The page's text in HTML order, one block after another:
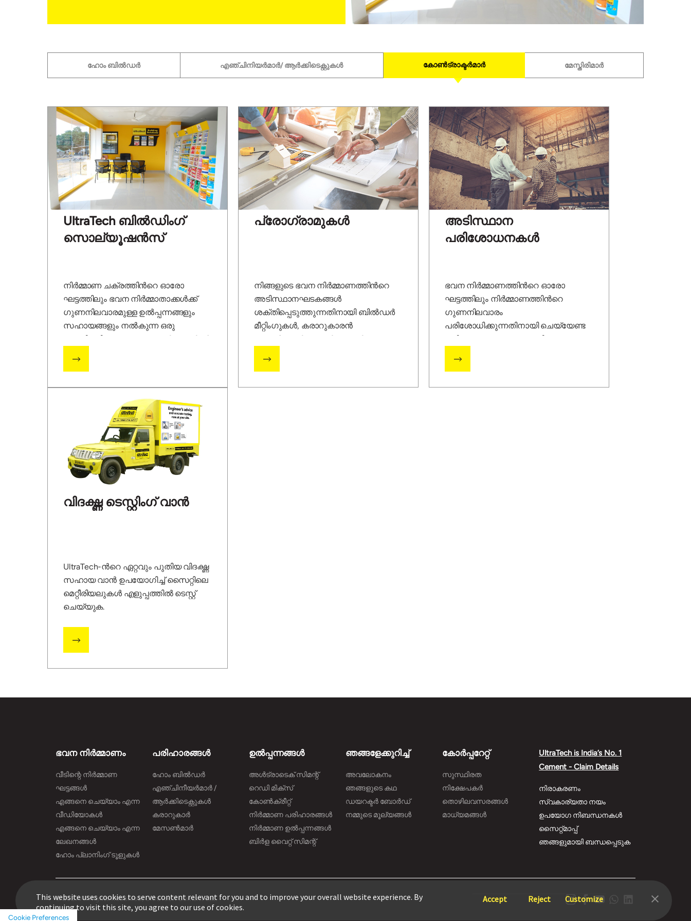
This website uses cookies to serve content relevant for you and to improve your overall website experience. By
continuing to visit this site, you agree to our use of cookies.
Customize
Accept Reject
Cookie Preferences
ഹോം ബിൽഡർ എഞ്ചിനിയർമാർ/ ആർക്കിടെക്റ്റുകൾ കോൺട്രാക്ടർമാർ മേസ്തിരിമാര്‍
UltraTech ബിൽഡിംഗ്
സൊല്യൂഷൻസ്
നിർമ്മാണ ചക്രത്തിന്‍റെ ഓരോ
ഘട്ടത്തിലും ഭവന നിർമ്മാതാക്കൾക്ക്
ഗുണനിലവാരമുള്ള ഉൽ‌പ്പന്നങ്ങളും
സഹായങ്ങളും നൽകുന്ന ഒരു
പ്രോഗ്രാമുകൾ
നിങ്ങളുടെ ഭവന നിർമ്മാണത്തിന്‍റെ
അടിസ്ഥാനഘടകങ്ങള്‍
ശക്തിപ്പെടുത്തുന്നതിനായി ബിൽഡർ
മീറ്റിംഗുകള്‍, കരാറുകാരൻ
അടിസ്ഥാന
പരിശോധനകൾ
ഭവന നിർമ്മാണത്തിന്‍റെ ഓരോ
ഘട്ടത്തിലും നിർമ്മാണത്തിന്‍റെ
ഗുണനിലവാരം
പരിശോധിക്കുന്നതിനായി ചെയ്യേണ്ട
വിദഗ്ദ്ധ ടെസ്റ്റിംഗ് വാൻ
UltraTech-ന്‍റെ ഏറ്റവും പുതിയ വിദഗ്ദ്ധ
സഹായ വാൻ ഉപയോഗിച്ച് സൈറ്റിലെ
മെറ്റീരിയലുകൾ എളുപ്പത്തിൽ ടെസ്റ്റ്
ചെയ്യുക.
ഭവന നിർമ്മാണം
വീടിന്റെ നിർമ്മാണ
ഘട്ടങ്ങൾ
എങ്ങനെ ചെയ്യാം എന്ന
വീഡിയോകൾ
എങ്ങനെ ചെയ്യാം എന്ന
ലേഖനങ്ങൾ
ഹോം പ്ലാനിംഗ് ടൂളുകൾ
പരിഹാരങ്ങൾ
ഹോം ബിൽഡർ
എഞ്ചിനീയർമാർ /
ആർക്കിടെക്റ്റുകൾ
കരാറുകാർ
മേസൺമാർ
ഉൽപ്പന്നങ്ങൾ
അൾട്രാടെക് സിമന്റ്
റെഡി മിക്സ്
കോൺക്രീറ്റ്
നിർമ്മാണ പരിഹാരങ്ങള്‍
നിർമ്മാണ ഉൽപ്പന്നങ്ങൾ
ബിർള വൈറ്റ് സിമന്റ്
ഞങ്ങളേക്കുറിച്ച്
അവലോകനം
ഞങ്ങളുടെ കഥ
ഡയറക്ടർ ബോർഡ്
നമ്മുടെ മൂല്യങ്ങൾ
കോർപ്പറേറ്റ്
സുസ്ഥിരത
നിക്ഷേപകർ
തൊഴിലവസരങ്ങൾ
മാധ്യമങ്ങൾ
UltraTech is India’s No. 1
Cement - Claim Details
നിരാകരണം
സ്വകാര്യതാ നയം
ഉപയോഗ നിബന്ധനകൾ
സൈറ്റ്മാപ്പ്
ഞങ്ങളുമായി ബന്ധപ്പെടുക
© 2021 All Rights Reserved, UltraTech Cement Ltd.